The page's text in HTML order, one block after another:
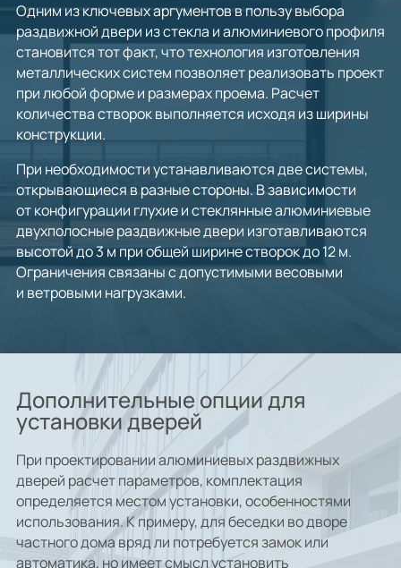
Одним из ключевых аргументов в пользу выбора
раздвижной двери из стекла и алюминиевого профиля
становится тот факт, что технология изготовления
металлических систем позволяет реализовать проект
при любой форме и размерах проема. Расчет
количества створок выполняется исходя из ширины
конструкции.
При необходимости устанавливаются две системы,
открывающиеся в разные стороны. В зависимости
от конфигурации глухие и стеклянные алюминиевые
двухполосные раздвижные двери изготавливаются
высотой до 3 м при общей ширине створок до 12 м.
Ограничения связаны с допустимыми весовыми
и ветровыми нагрузками.
Дополнительные опции для
установки дверей
При проектировании алюминиевых раздвижных
дверей расчет параметров, комплектация
определяется местом установки, особенностями
использования. К примеру, для беседки во дворе
частного дома вряд ли потребуется замок или
автоматика, но имеет смысл установить